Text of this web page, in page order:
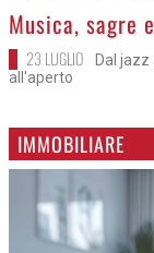
>Musica, sagre
23 LUGLIO
Dal jazz
all'aperto
IMMOBILIARE